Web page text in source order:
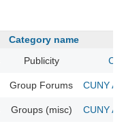
Category name
Publicity
Group Forums CUNY
Groups (misc) CUNY